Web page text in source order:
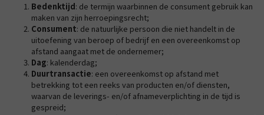
Bedenktijd: de termijn waarbinnen de consument gebruik kan
maken van zijn herroepingsrecht;
Consument: de natuurlijke persoon die niet handelt in de
uitoefening van beroep of bedrijf en een overeenkomst op
afstand aangaat met de ondernemer;
Dag: kalenderdag;
Duurtransactie: een overeenkomst op afstand met
betrekking tot een reeks van producten en/of diensten,
waarvan de leverings- en/of afnameverplichting in de tijd is
gespreid;